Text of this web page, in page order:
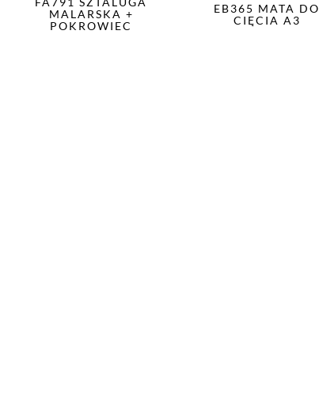
MALARSKA +
POKROWIEC
EB365 MATA DO
CIĘCIA A3